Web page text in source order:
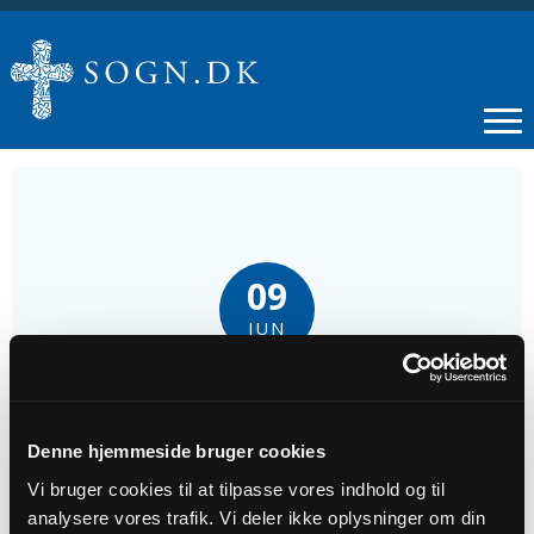
Denne hjemmeside bruger cookies
Vi bruger cookies til at tilpasse vores indhold og til
analysere vores trafik. Vi deler ikke oplysninger om din
09
JUN
Tidspunkt
kl. 19:30 - 21:00